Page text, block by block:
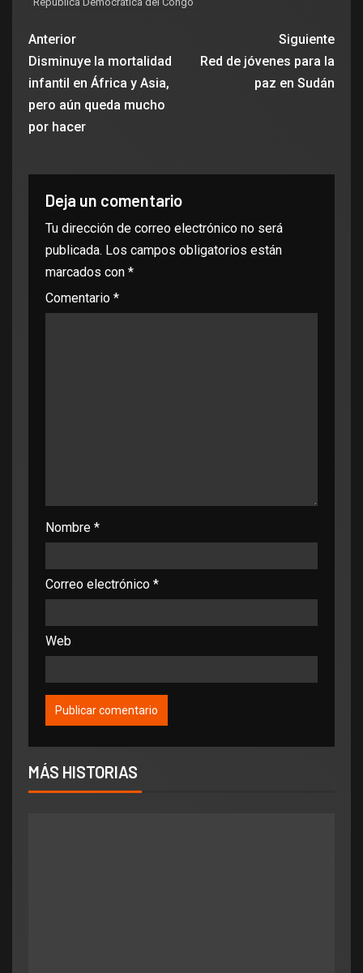
Anterior
Disminuye la mortalidad
infantil en África y Asia,
pero aún queda mucho
por hacer
Siguiente
Red de jóvenes para la
paz en Sudán
Deja un comentario
Tu dirección de correo electrónico no será
publicada. Los campos obligatorios están
marcados con *
Comentario *
Nombre *
Correo electrónico *
Web
MÁS HISTORIAS